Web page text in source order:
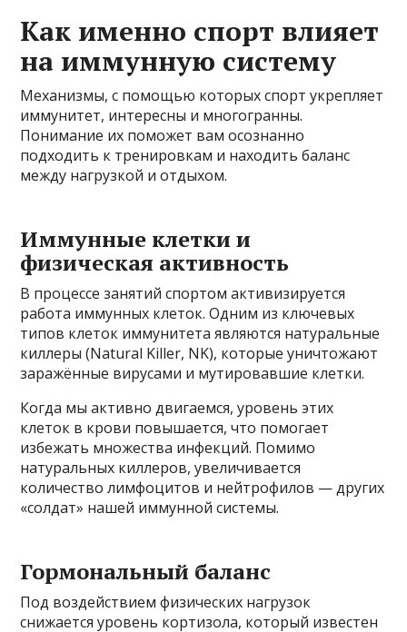
Как именно спорт влияет
на иммунную систему
Механизмы, с помощью которых спорт укрепляет
иммунитет, интересны и многогранны.
Понимание их поможет вам осознанно
подходить к тренировкам и находить баланс
между нагрузкой и отдыхом.
Иммунные клетки и
физическая активность
В процессе занятий спортом активизируется
работа иммунных клеток. Одним из ключевых
типов клеток иммунитета являются натуральные
киллеры (Natural Killer, NK), которые уничтожают
заражённые вирусами и мутировавшие клетки.
Когда мы активно двигаемся, уровень этих
клеток в крови повышается, что помогает
избежать множества инфекций. Помимо
натуральных киллеров, увеличивается
количество лимфоцитов и нейтрофилов — других
«солдат» нашей иммунной системы.
Гормональный баланс
Под воздействием физических нагрузок
снижается уровень кортизола, который известен